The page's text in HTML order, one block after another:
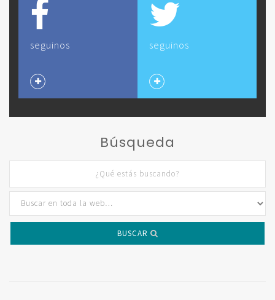
seguinos seguinos
Búsqueda
BUSCAR